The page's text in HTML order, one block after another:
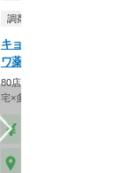
調剤薬局
キョーワ薬局株式会社
ワ薬局 半田中央店
80店舗超の地域密着チェー
宅×多角事業で医療…